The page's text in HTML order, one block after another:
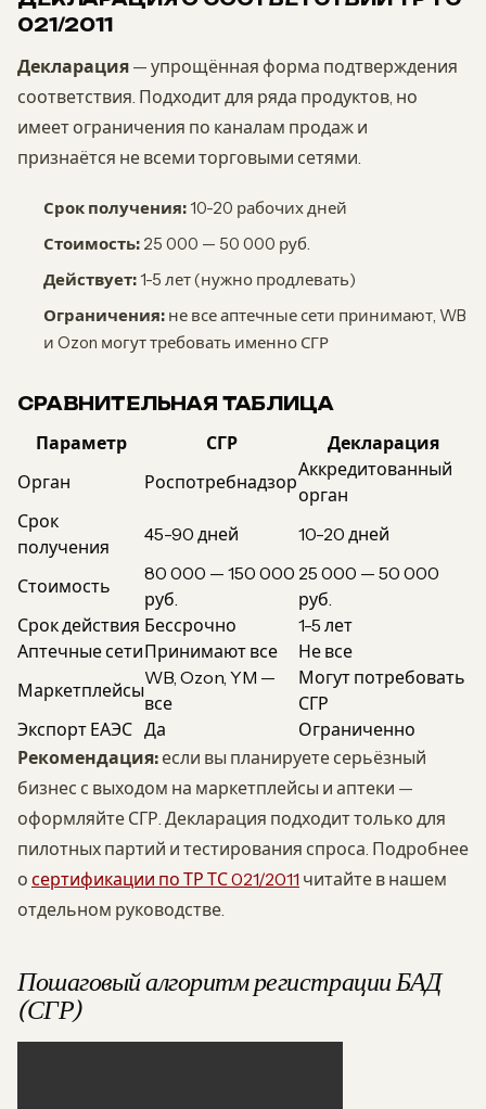
021/2011
Декларация — упрощённая форма подтверждения
соответствия. Подходит для ряда продуктов, но
имеет ограничения по каналам продаж и
признаётся не всеми торговыми сетями.
Срок получения: 10-20 рабочих дней
Стоимость: 25 000 — 50 000 руб.
Действует: 1-5 лет (нужно продлевать)
Ограничения: не все аптечные сети принимают, WB
и Ozon могут требовать именно СГР
СРАВНИТЕЛЬНАЯ ТАБЛИЦА
Параметр
СГР
Декларация
Орган
Роспотребнадзор
Аккредитованный
орган
Срок
получения
45-90 дней 10-20 дней
Стоимость
80 000 — 150 000
руб.
25 000 — 50 000
руб.
Срок действия Бессрочно
1-5 лет
Аптечные сетиПринимают все
Не все
Маркетплейсы
WB, Ozon, YM —
все
Могут потребовать
СГР
Экспорт ЕАЭС Да
Ограниченно
Рекомендация: если вы планируете серьёзный
бизнес с выходом на маркетплейсы и аптеки —
оформляйте СГР. Декларация подходит только для
пилотных партий и тестирования спроса. Подробнее
о сертификации по ТР ТС 021/2011 читайте в нашем
отдельном руководстве.
Пошаговый алгоритм регистрации БАД
(СГР)